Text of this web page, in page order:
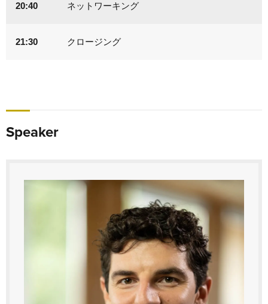
20:40 ネットワーキング
21:30 クロージング
Speaker